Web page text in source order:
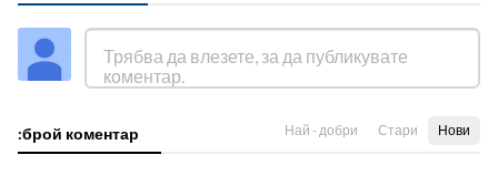
:брой коментар Най - добри Стари Нови